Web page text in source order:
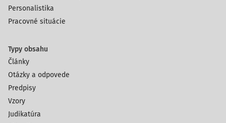
Personalistika
Pracovné situácie
Typy obsahu
Články
Otázky a odpovede
Predpisy
Vzory
Judikatúra